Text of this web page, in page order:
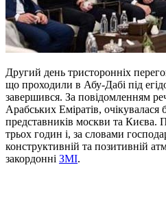
Другий день тристоронніх
що проходили в Абу-Дабі під
завершився. За повідомленням
Арабських Еміратів, очікувалася
представників москви та Києва.
трьох годин і, за словами
конструктивній та позитивній
закордонні ЗМІ.